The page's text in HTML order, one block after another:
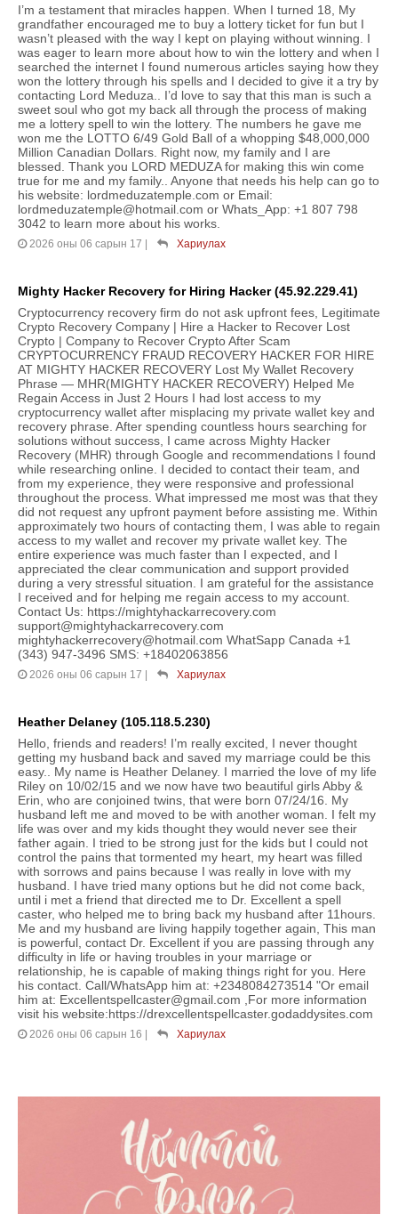
I’m a testament that miracles happen. When I turned 18, My
grandfather encouraged me to buy a lottery ticket for fun but I
wasn’t pleased with the way I kept on playing without winning. I
was eager to learn more about how to win the lottery and when I
searched the internet I found numerous articles saying how they
won the lottery through his spells and I decided to give it a try by
contacting Lord Meduza.. I’d love to say that this man is such a
sweet soul who got my back all through the process of making
me a lottery spell to win the lottery. The numbers he gave me
won me the LOTTO 6/49 Gold Ball of a whopping $48,000,000
Million Canadian Dollars. Right now, my family and I are
blessed. Thank you LORD MEDUZA for making this win come
true for me and my family.. Anyone that needs his help can go to
his website: lordmeduzatemple.com or Email:
lordmeduzatemple@hotmail.com or Whats_App: +1 807 798
3042 to learn more about his works.
2026 оны 06 сарын 17 | Хариулах
Mighty Hacker Recovery for Hiring Hacker (45.92.229.41)
Cryptocurrency recovery firm do not ask upfront fees, Legitimate
Crypto Recovery Company | Hire a Hacker to Recover Lost
Crypto | Company to Recover Crypto After Scam
CRYPTOCURRENCY FRAUD RECOVERY HACKER FOR HIRE
AT MIGHTY HACKER RECOVERY Lost My Wallet Recovery
Phrase — MHR(MIGHTY HACKER RECOVERY) Helped Me
Regain Access in Just 2 Hours I had lost access to my
cryptocurrency wallet after misplacing my private wallet key and
recovery phrase. After spending countless hours searching for
solutions without success, I came across Mighty Hacker
Recovery (MHR) through Google and recommendations I found
while researching online. I decided to contact their team, and
from my experience, they were responsive and professional
throughout the process. What impressed me most was that they
did not request any upfront payment before assisting me. Within
approximately two hours of contacting them, I was able to regain
access to my wallet and recover my private wallet key. The
entire experience was much faster than I expected, and I
appreciated the clear communication and support provided
during a very stressful situation. I am grateful for the assistance
I received and for helping me regain access to my account.
Contact Us: https://mightyhackarrecovery.com
support@mightyhackarrecovery.com
mightyhackerrecovery@hotmail.com WhatSapp Canada +1
(343) 947-3496 SMS: +18402063856
2026 оны 06 сарын 17 | Хариулах
Heather Delaney (105.118.5.230)
Hello, friends and readers! I’m really excited, I never thought
getting my husband back and saved my marriage could be this
easy.. My name is Heather Delaney. I married the love of my life
Riley on 10/02/15 and we now have two beautiful girls Abby &
Erin, who are conjoined twins, that were born 07/24/16. My
husband left me and moved to be with another woman. I felt my
life was over and my kids thought they would never see their
father again. I tried to be strong just for the kids but I could not
control the pains that tormented my heart, my heart was filled
with sorrows and pains because I was really in love with my
husband. I have tried many options but he did not come back,
until i met a friend that directed me to Dr. Excellent a spell
caster, who helped me to bring back my husband after 11hours.
Me and my husband are living happily together again, This man
is powerful, contact Dr. Excellent if you are passing through any
difficulty in life or having troubles in your marriage or
relationship, he is capable of making things right for you. Here
his contact. Call/WhatsApp him at: +2348084273514 "Or email
him at: Excellentspellcaster@gmail.com ,For more information
visit his website:https://drexcellentspellcaster.godaddysites.com
2026 оны 06 сарын 16 | Хариулах